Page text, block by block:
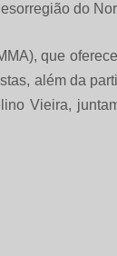
do
que
além da
Vieira,